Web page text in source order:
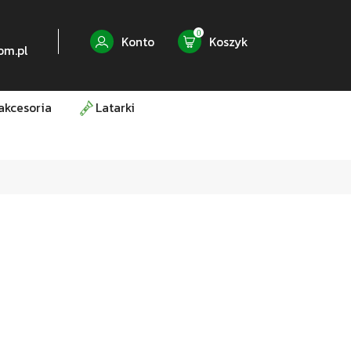
Konto 0 Koszyk
Latarki